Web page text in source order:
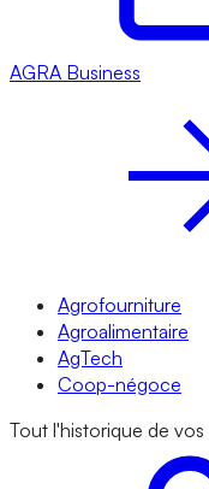
AGRA Business
Agrofourniture
Agroalimentaire
AgTech
Coop-négoce
Tout l'historique de